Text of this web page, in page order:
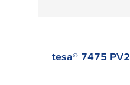
tesa® 7475 PV2